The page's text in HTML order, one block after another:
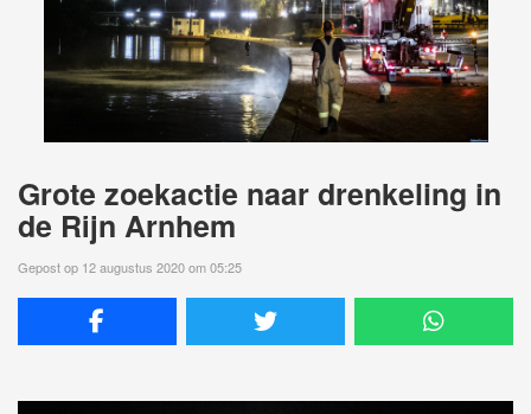
Grote zoekactie naar drenkeling in
de Rijn Arnhem
Gepost op 12 augustus 2020 om 05:25